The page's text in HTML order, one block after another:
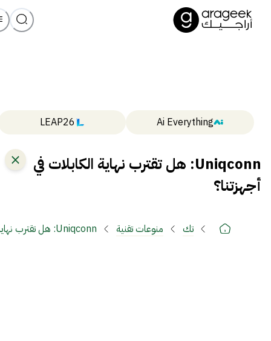
Ai Everything
LEAP26
Uniqconn: هل تقترب نهاية الكابلات في
أجهزتنا؟
تك منوعات تقنية Uniqconn: هل تقترب نهاية الكابلات في أجهزتنا؟